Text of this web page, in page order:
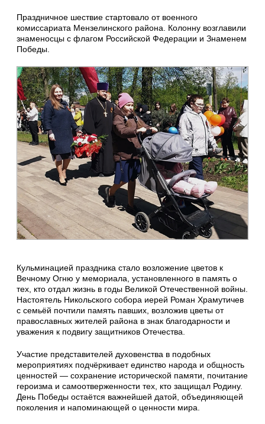
Праздничное шествие стартовало от военного
комиссариата Мензелинского района. Колонну возглавили
знаменосцы с флагом Российской Федерации и Знаменем
Победы.
Кульминацией праздника стало возложение цветов к
Вечному Огню у мемориала, установленного в память о
тех, кто отдал жизнь в годы Великой Отечественной войны.
Настоятель Никольского собора иерей Роман Храмутичев
с семьёй почтили память павших, возложив цветы от
православных жителей района в знак благодарности и
уважения к подвигу защитников Отечества.
Участие представителей духовенства в подобных
мероприятиях подчёркивает единство народа и общность
ценностей — сохранение исторической памяти, почитание
героизма и самоотверженности тех, кто защищал Родину.
День Победы остаётся важнейшей датой, объединяющей
поколения и напоминающей о ценности мира.